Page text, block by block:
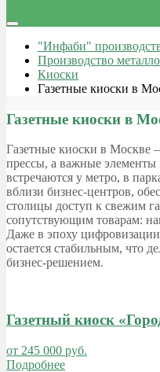
"Инфаби"
Производство
Киоски
Газетные киоски в
Газетные киоски в
Газетные киоски в Москве
прессы, а важные
встречаются у метро, в
вблизи бизнес-центров,
столицы доступ к свежим
сопутствующим товарам:
Даже в эпоху
остается стабильным, что
бизнес-решением.
Газетный киоск
от 245 000 руб.
Подробнее